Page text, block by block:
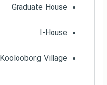
Graduate House
I-House
Kooloobong Village